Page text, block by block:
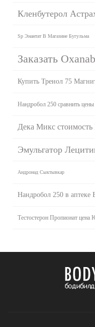
Кленбутерол
Sp Энантат В Магазине Бугульма
Заказать
Купить Тренол 75
Нандробол 250 сравнить
Дека Микс стоимость
Эмульгатор
Андронад Сыктывкар
Нандробол 250 в аптеке
Тестостерон Пропионат цена